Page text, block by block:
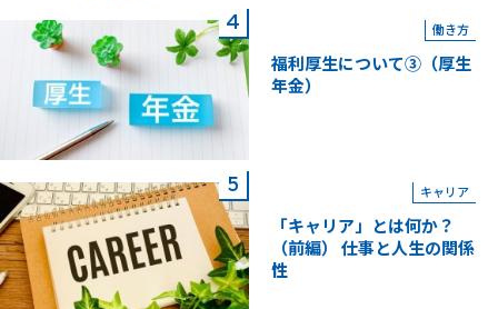
働き方
福利厚生について③（厚生
年金）
キャリア
「キャリア」とは何か？
（前編） 仕事と人生の関係
性